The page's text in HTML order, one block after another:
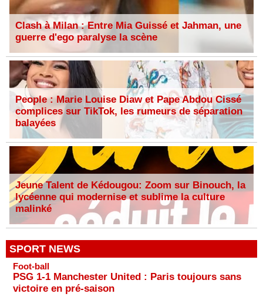
Clash à Milan : Entre Mia Guissé et Jahman, une
guerre d'ego paralyse la scène
People : Marie Louise Diaw et Pape Abdou Cissé
complices sur TikTok, les rumeurs de séparation
balayées
Jeune Talent de Kédougou: Zoom sur Binouch, la
lycéenne qui modernise et sublime la culture
malinké
SPORT NEWS
Foot-ball
PSG 1-1 Manchester United : Paris toujours sans
victoire en pré-saison